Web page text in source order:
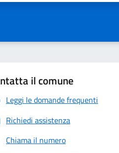
il comune
Leggi le domande frequenti
Richiedi assistenza
Chiama il numero